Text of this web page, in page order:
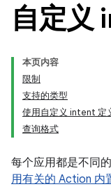
自定义
本页内容
限制
支持的类型
使用自定义 intent 定
查询格式
每个应用都是不同
用有关的 Action 内